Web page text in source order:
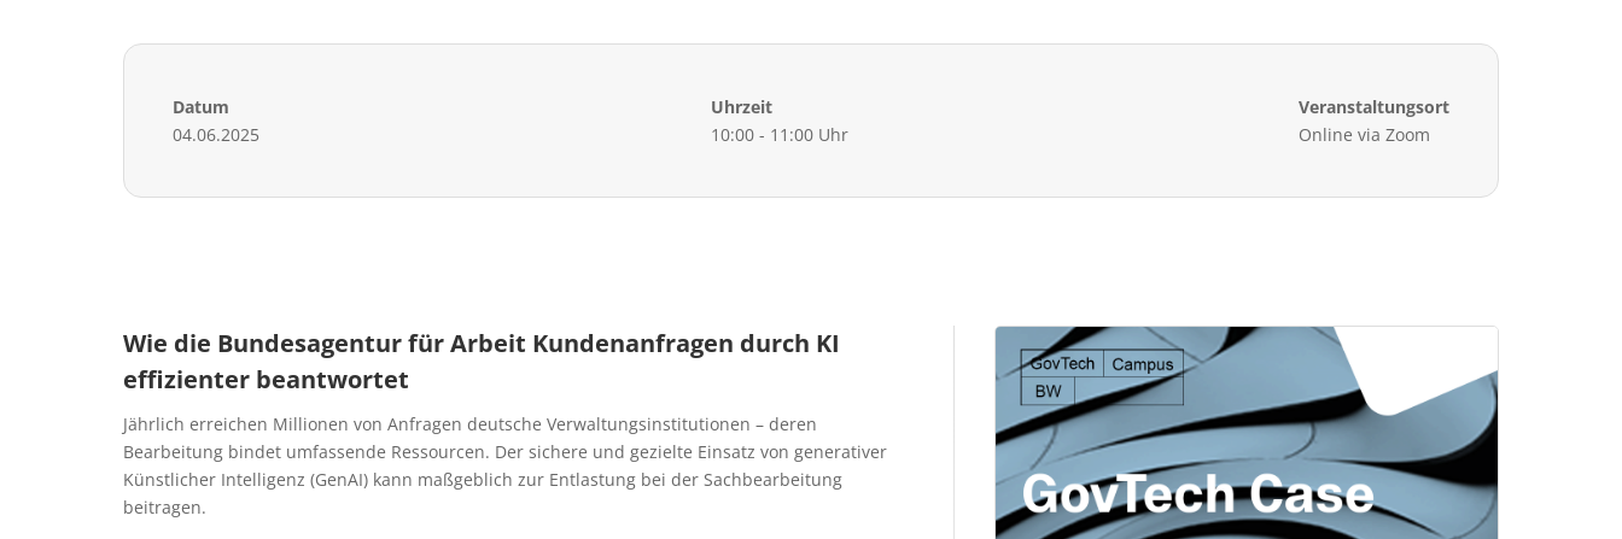
Datum
04.06.2025
Uhrzeit
10:00 - 11:00 Uhr
Veranstaltungsort
Online via Zoom
Wie die Bundesagentur für Arbeit Kundenanfragen durch KI
effizienter beantwortet
Jährlich erreichen Millionen von Anfragen deutsche Verwaltungsinstitutionen – deren
Bearbeitung bindet umfassende Ressourcen. Der sichere und gezielte Einsatz von generativer
Künstlicher Intelligenz (GenAI) kann maßgeblich zur Entlastung bei der Sachbearbeitung
beitragen.